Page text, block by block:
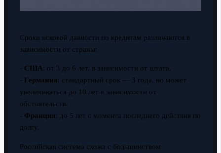
Сроки исковой давности по кредитам различаются в
зависимости от страны:
- США: от 3 до 6 лет, в зависимости от штата.
- Германия: стандартный срок — 3 года, но может
увеличиваться до 10 лет в зависимости от
обстоятельств.
- Франция: до 5 лет с момента последнего действия по
долгу.
Российская система схожа с большинством